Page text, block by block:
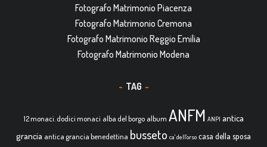
Fotografo Matrimonio Piacenza
Fotografo Matrimonio Cremona
Fotografo Matrimonio Reggio Emilia
Fotografo Matrimonio Modena
TAG
12 monaci. dodici monaci alba del borgo album ANFM ANPI antica
grancia antica grancia benedettina busseto ca' dell'orso casa della sposa